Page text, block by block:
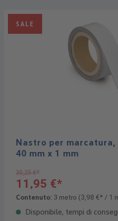
SALE
Nastro per marcatura,
40 mm x 1 mm
30,25 €*
11,95 €*
Contenuto: 3 metro (3,98 €* / 1
Disponibile, tempi di